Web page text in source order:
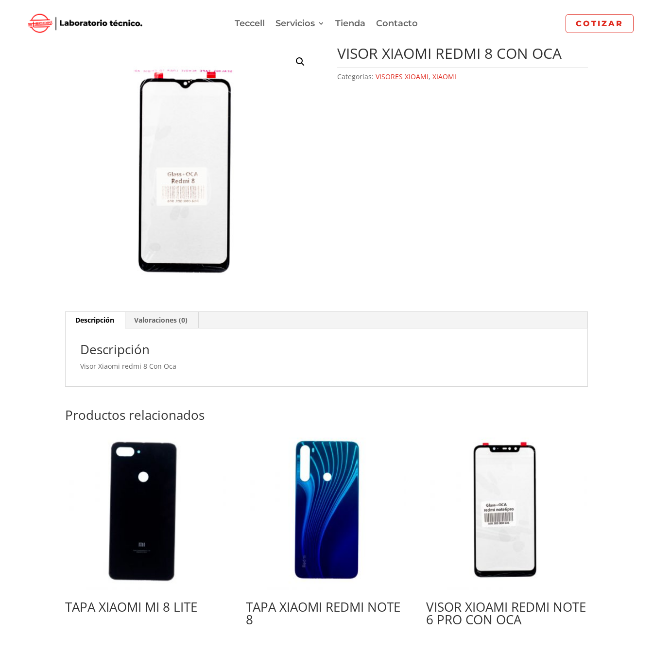
Teccell Servicios Tienda Contacto
COTIZAR
VISOR XIAOMI REDMI 8 CON OCA
Categorías: VISORES XIOAMI, XIAOMI
Descripción Valoraciones (0)
Descripción
Visor Xiaomi redmi 8 Con Oca
Productos relacionados
TAPA XIAOMI MI 8 LITE TAPA XIAOMI REDMI NOTE
8
VISOR XIOAMI REDMI NOTE
6 PRO CON OCA